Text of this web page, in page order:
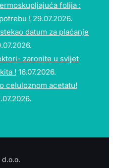
folija :
! 29.07.2026.
datum za plaćanje
zaronite u svijet
! 16.07.2026.
celuloznom acetatu!